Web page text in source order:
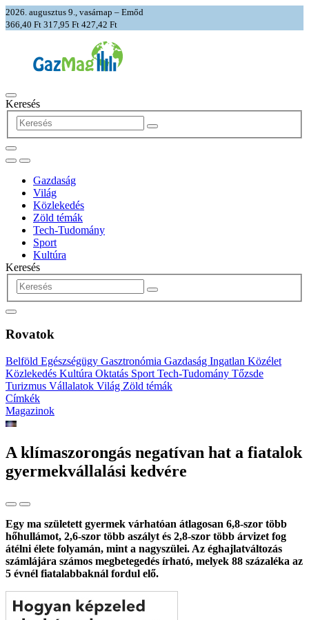
2026. augusztus 9., vasárnap – Emőd
366,40 Ft 317,95 Ft 427,42 Ft
Keresés
Gazdaság
Világ
Közlekedés
Zöld témák
Tech-Tudomány
Sport
Kultúra
Keresés
Rovatok
Belföld Egészségügy Gasztronómia Gazdaság Ingatlan Közélet
Közlekedés Kultúra Oktatás Sport Tech-Tudomány Tőzsde
Turizmus Vállalatok Világ Zöld témák
Címkék
Magazinok
A klímaszorongás negatívan hat a fiatalok
gyermekvállalási kedvére
Egy ma született gyermek várhatóan átlagosan 6,8-szor több
hőhullámot, 2,6-szor több aszályt és 2,8-szor több árvizet fog
átélni élete folyamán, mint a nagyszülei. Az éghajlatváltozás
számlájára számos megbetegedés írható, melyek 88 százaléka az
5 évnél fiatalabbaknál fordul elő.